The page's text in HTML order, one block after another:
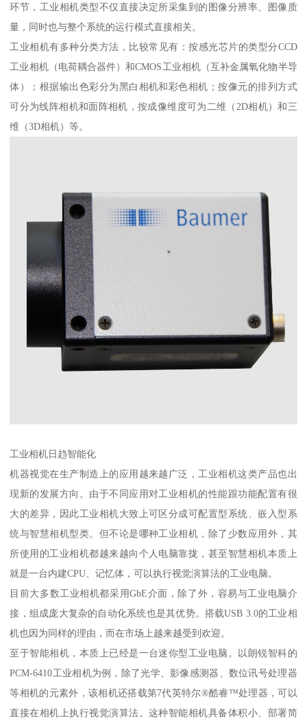
环节，工业相机类型不仅直接决定所采集到的图像分辨率、图像质
量，同时也与整个系统的运行模式直接相关。
工业相机有多种分类方法，比较常见有：按感光芯片的类型分CCD
工业相机（电荷耦合器件）和CMOS工业相机（互补金属氧化物半导
体）；根据输出色彩分为黑白相机和彩色相机；按像元的排列方式
可分为线阵相机和面阵相机，按成像维度可为二维（2D相机）和三
维（3D相机）等。
工业相机日趋智能化
机器视觉在生产制造上的应用越来越广泛，工业相机这类产品也出
现新的发展方向。由于不同应用对工业相机的性能跟功能配置有很
大的差异，因此工业相机大致上可区分成可配置型系统、嵌入型系
统与智慧相机型类。但不论是哪种工业相机，除了少数应用外，其
所使用的工业相机都越来越向个人电脑靠拢，甚至智慧相机本质上
就是一台内建CPU、记忆体，可以执行视觉演算法的工业电脑。
目前大多数工业相机都采用GbE介面，除了外，容易与工业电脑介
接，组成庞大复杂的自动化系统也是其优势。搭载USB 3.0的工业相
机也因为同样的理由，而在市场上越来越受到欢迎。
至于智能相机，本质上已经是一台迷你型工业电脑。以朗锐智科的
PCM-6410工业相机为例，除了光学、影像感测器、数位讯号处理器
等相机的元素外，该相机还搭载第7代英特尔®酷睿™处理器，可以
直接在相机上执行视觉演算法。这种智能相机具备体积小、部署简